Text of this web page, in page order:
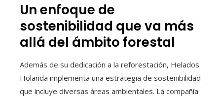
Un enfoque de
sostenibilidad que va más
allá del ámbito forestal
Además de su dedicación a la reforestación, Helados
Holanda implementa una estrategia de sostenibilidad
que incluye diversas áreas ambientales. La compañía